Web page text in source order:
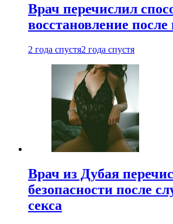
Врач перечислил
восстановление после
2 года спустя2 года спустя
Врач из Дубая
безопасности после
секса